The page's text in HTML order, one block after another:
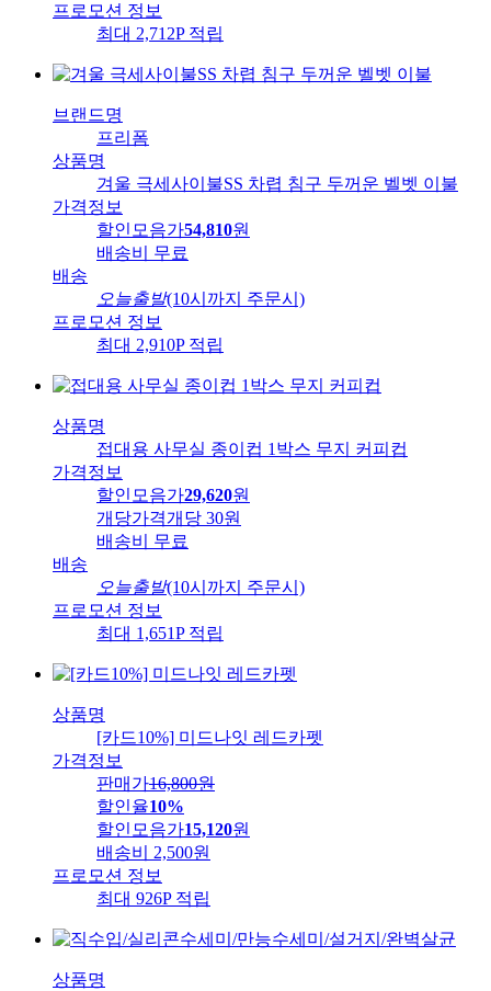
프로모션 정보
최대 2,712P 적립
브랜드명
프리폼
상품명
겨울 극세사이불SS 차렵 침구 두꺼운 벨벳 이불
가격정보
할인모음가54,810원
배송비
무료
배송
오늘출발(10시까지 주문시)
프로모션 정보
최대 2,910P 적립
상품명
접대용 사무실 종이컵 1박스 무지 커피컵
가격정보
할인모음가29,620원
개당가격개당 30원
배송비
무료
배송
오늘출발(10시까지 주문시)
프로모션 정보
최대 1,651P 적립
상품명
[카드10%] 미드나잇 레드카펫
가격정보
판매가16,800원
할인율10%
할인모음가15,120원
배송비
2,500원
프로모션 정보
최대 926P 적립
상품명